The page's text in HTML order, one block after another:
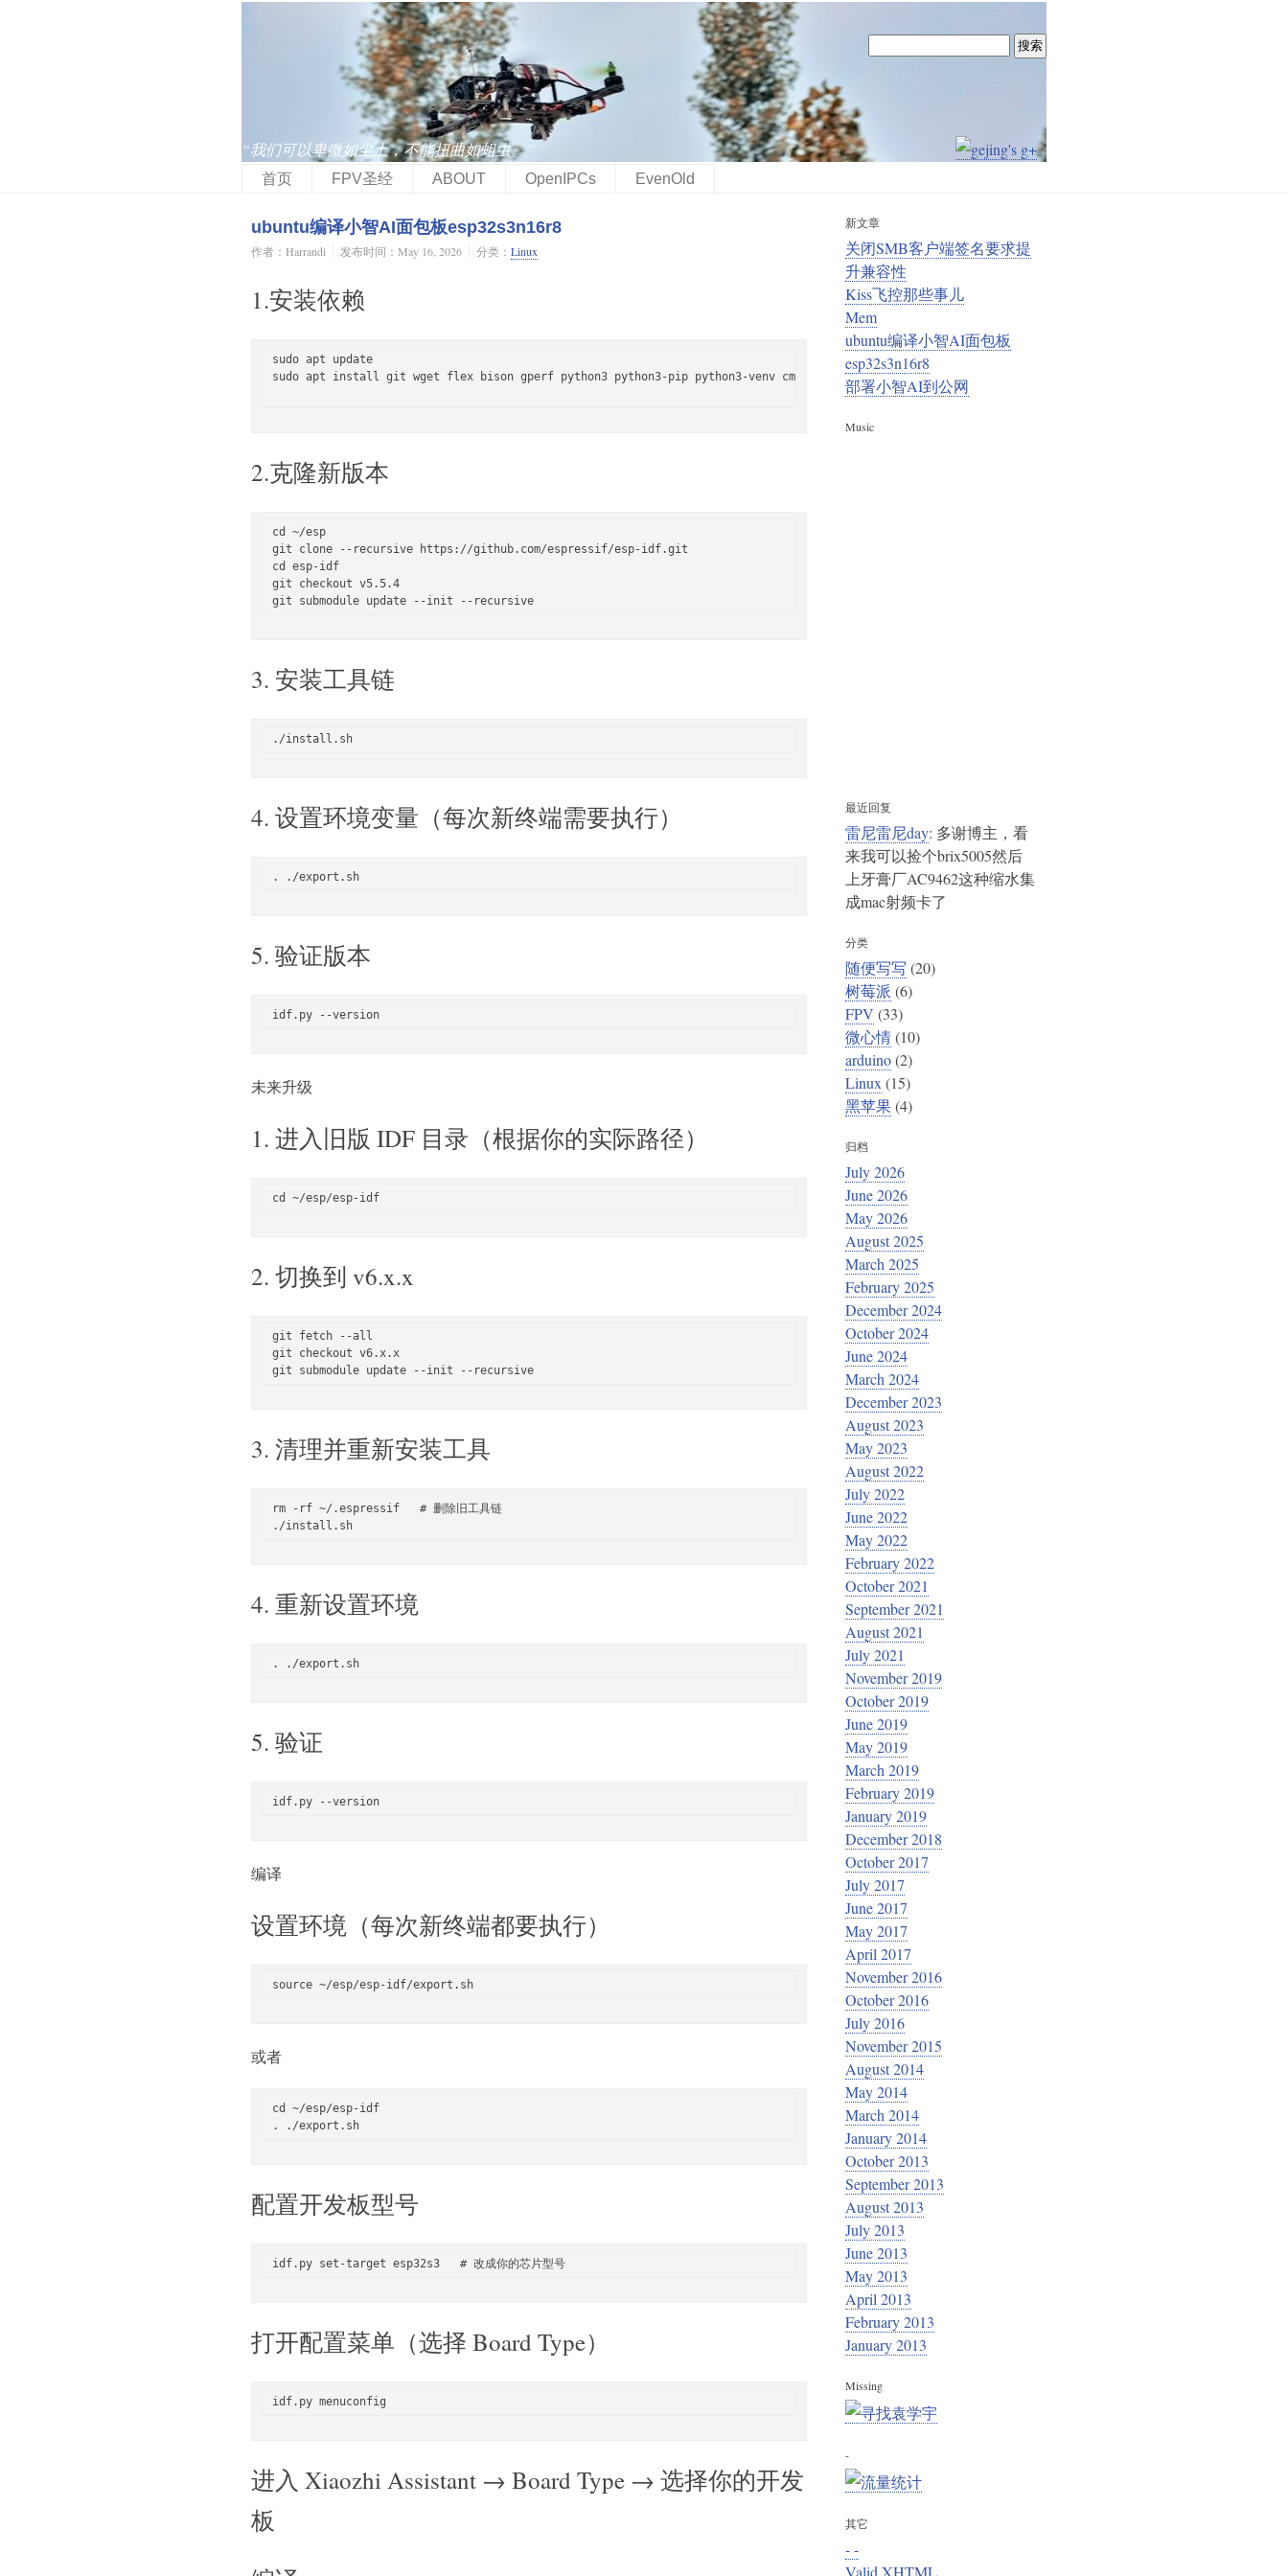
“我们可以卑微如尘土，不能扭曲如蛆虫。”
首页 FPV圣经 ABOUT OpenIPCs EvenOld
ubuntu编译小智AI面包板esp32s3n16r8
作者：Harrandi 发布时间：May 16, 2026 分类： Linux
1.安装依赖
sudo apt update
sudo apt install git wget flex bison gperf python3 python3-pip python3-venv cmake ninja-build    ccache libffi-dev libssl-dev dfu-util libusb-1.0-0
2.克隆新版本
cd ~/esp
git clone --recursive https://github.com/espressif/esp-idf.git
cd esp-idf
git checkout v5.5.4
3. 安装工具链
4. 设置环境变量（每次新终端需要执行）
5. 验证版本
未来升级
1. 进入旧版 IDF 目录（根据你的实际路径）
2. 切换到 v6.x.x
git fetch --all
git checkout v6.x.x
3. 清理并重新安装工具
rm -rf ~/.espressif   # 删除旧工具链
4. 重新设置环境
5. 验证
编译
设置环境（每次新终端都要执行）
source ~/esp/esp-idf/export.sh
或者
cd ~/esp/esp-idf
配置开发板型号
打开配置菜单（选择 Board Type）
进入 Xiaozhi Assistant → Board Type → 选择你的开发
板
新文章
关闭SMB客户端签名要求提
升兼容性
Kiss飞控那些事儿
Mem
ubuntu编译小智AI面包板
esp32s3n16r8
部署小智AI到公网
Music
最近回复
雷尼雷尼day: 多谢博主，看
来我可以捡个brix5005然后
上牙膏厂AC9462这种缩水集
成mac射频卡了
分类
随便写写 (20)
树莓派 (6)
FPV (33)
微心情(10)
arduino(2)
Linux (15)
黑苹果(4)
归档
July 2026
June 2026
May 2026
August 2025
March 2025
February 2025
December 2024
October 2024
June 2024
March 2024
December 2023
August 2023
May 2023
August 2022
July 2022
June 2022
May 2022
February 2022
October 2021
September 2021
August 2021
July 2021
November 2019
October 2019
June 2019
May 2019
March 2019
February 2019
January 2019
December 2018
October 2017
July 2017
June 2017
May 2017
April 2017
November 2016
October 2016
July 2016
November 2015
August 2014
May 2014
March 2014
January 2014
October 2013
September 2013
August 2013
July 2013
June 2013
May 2013
April 2013
February 2013
January 2013
Missing
-
其它
- -
Valid XHTML